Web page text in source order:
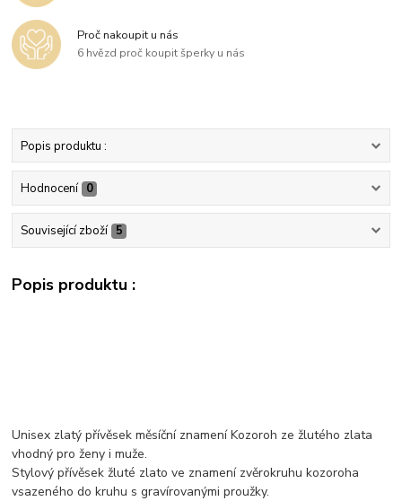
Proč nakoupit u nás
6 hvězd proč koupit šperky u nás
Popis produktu :
Hodnocení 0
Související zboží 5
Popis produktu :
Unisex zlatý přívěsek měsíční znamení Kozoroh ze žlutého zlata
vhodný pro ženy i muže.
Stylový přívěsek žluté zlato ve znamení zvěrokruhu kozoroha
vsazeného do kruhu s gravírovanými proužky.